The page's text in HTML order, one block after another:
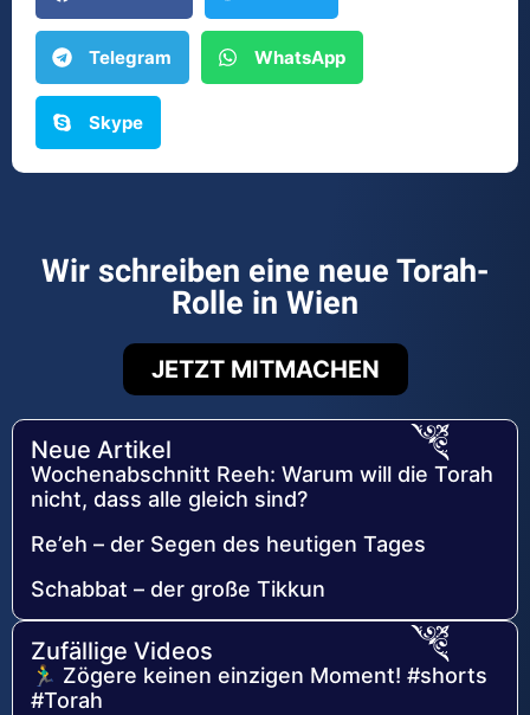
Telegram WhatsApp
Skype
Wir schreiben eine neue Torah-
Rolle in Wien
JETZT MITMACHEN
Neue Artikel
Wochenabschnitt Reeh: Warum will die Torah
nicht, dass alle gleich sind?
Re’eh – der Segen des heutigen Tages
Schabbat – der große Tikkun
Zufällige Videos
🏃‍♂️ Zögere keinen einzigen Moment! #shorts
#Torah